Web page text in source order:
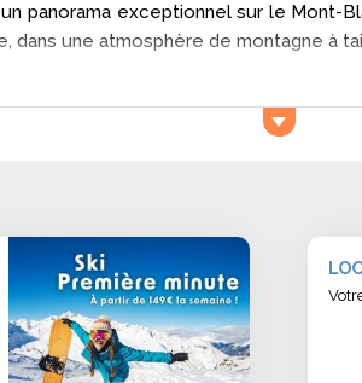
panorama exceptionnel sur le Mont-
une atmosphère de montagne à
unique pour un séjour ski ?
sur 55 km de pistes,
il autant les familles ?
tout en œuvre pour accueillir
chacun d’évoluer à son rythme.
de détente sur une terrasse ensoleillée.